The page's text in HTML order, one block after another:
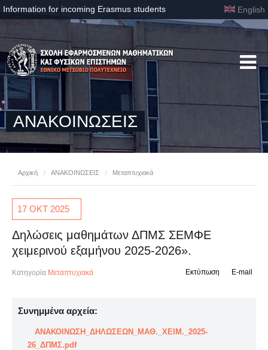
Information for incoming Erasmus students English
ΑΝΑΚΟΙΝΩΣΕΙΣ
Αρχική / ΑΝΑΚΟΙΝΩΣΕΙΣ / Μεταπτυχιακά
17 ΟΚΤ 2025
Δηλώσεις μαθημάτων ΔΠΜΣ ΣΕΜΦΕ
χειμερινού εξαμήνου 2025-2026».
Κατηγορία Μεταπτυχιακά E-mail
Εκτύπωση
Συνημμένα αρχεία:
ΑΝΑΚΟΙΝΩΣΗ_ΔΗΛΩΣΕΩΝ_ΜΑΘ._ΧΕΙΜ._2025-
26_ΔΠΜΣ.pdf